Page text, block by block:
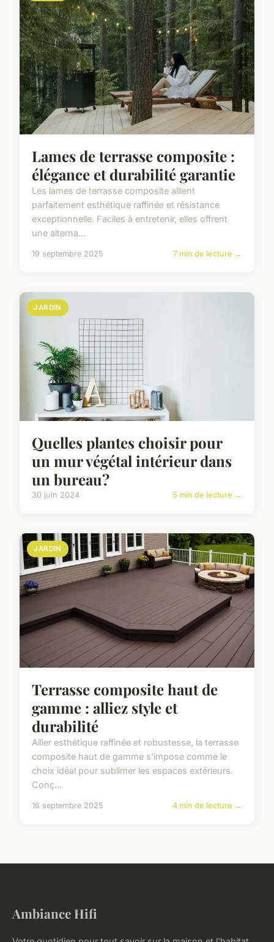
Lames de terrasse composite :
élégance et durabilité garantie
Les lames de terrasse composite allient
parfaitement esthétique raffinée et résistance
exceptionnelle. Faciles à entretenir, elles offrent
une alterna...
19 septembre 2025 7 min de lecture →
JARDIN
Quelles plantes choisir pour
un mur végétal intérieur dans
un bureau?
30 juin 2024 5 min de lecture →
JARDIN
Terrasse composite haut de
gamme : alliez style et
durabilité
Allier esthétique raffinée et robustesse, la terrasse
composite haut de gamme s'impose comme le
choix idéal pour sublimer les espaces extérieurs.
Conç...
16 septembre 2025 4 min de lecture →
Ambiance Hifi